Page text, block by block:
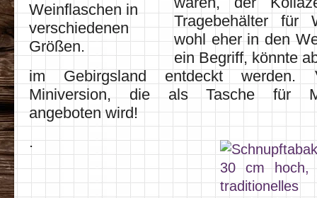
Tragebehälter für
wohl eher in den
ein Begriff, könnte
im Gebirgsland entdeckt
Miniversion, die als Tasche für
angeboten wird!
.